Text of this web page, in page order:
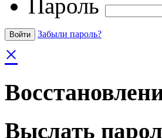
Пароль
Забыли пароль?
×
Выслать